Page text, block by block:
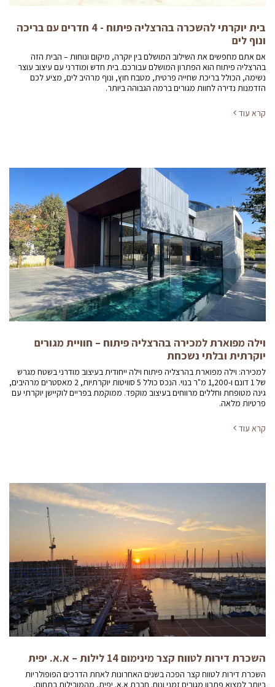
בית יוקרתי להשכרה בהרצליה פיתוח - 4 חדרים עם בריכה
ונוף לים
אם אתם מחפשים את השילוב המושלם בין יוקרה, מיקום ונוחות – הבית הזה
בהרצליה פיתוח הוא הפתרון המושלם עבורכם. בית חדש ומודרני עם עיצוב עוצר
נשימה, הכולל בריכת שחייה פרטית, מטבח חוץ, ונוף מרהיב לים, מציע לכם
הזדמנות נדירה לחוות מגורים ברמה הגבוהה ביותר.
קרא עוד
וילה מפוארת למכירה בהרצליה פיתוח – חוויית מגורים
יוקרתית ובלתי נשכחת
למכירה: וילה מפוארת בהרצליה פיתוח וילה ייחודית בעיצוב מודרני בשטח מגרש
של 1 דונם ו-1,200 מ"ר בנוי. הנכס כולל 5 סוויטות יוקרתיות, 2 מאסטרים מרהיבים,
גינה מטופחת וחללים מרווחים בעיצוב מוקפד. ממוקמת בפריים לוקיישן יוקרתי עם
פרטיות מלאה.
קרא עוד
השכרת דירות לטווח קצר מינימום 14 לילות – א.א. יפית
השכרת דירות לטווח קצר הפכה בשנים האחרונות לאחת הדרכים הפופולריות
ביותר למצוא פתרון מגורים זמני ונוח. חברת א.א. יפית, מהמובילות בתחום,